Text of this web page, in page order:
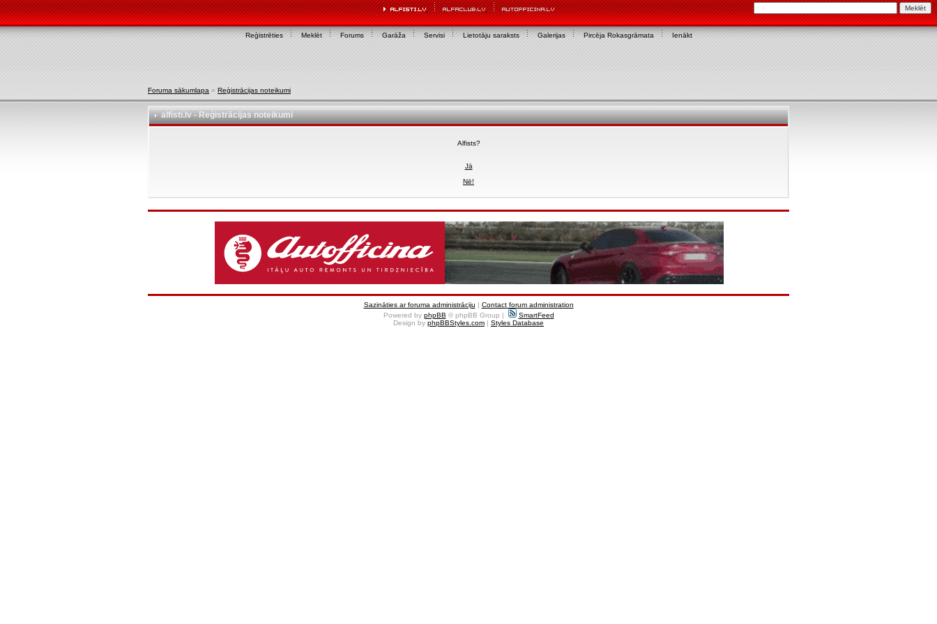
Reģistrēties Meklēt Forums Garāža Servisi Lietotāju saraksts Galerijas Pircēja Rokasgrāmata Ienākt
Foruma sākumlapa » Reģistrācijas noteikumi
alfisti.lv - Reģistrācijas noteikumi
Alfists?
Jā
Nē!
Sazināties ar foruma administrāciju | Contact forum administration
Powered by phpBB © phpBB Group |
SmartFeed
Design by phpBBStyles.com | Styles Database